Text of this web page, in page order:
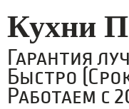
Кухни
Гарантия
Быстро
Работаем с